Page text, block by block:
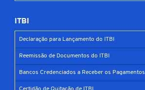
ITBI
Declaração para Lançamento do ITBI
Reemissão de Documentos do ITBI
Bancos Credenciados a Receber os Pagamentos